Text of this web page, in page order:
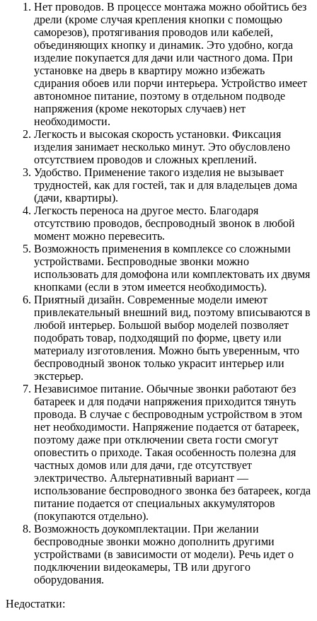
Нет проводов. В процессе монтажа можно обойтись без
дрели (кроме случая крепления кнопки с помощью
саморезов), протягивания проводов или кабелей,
объединяющих кнопку и динамик. Это удобно, когда
изделие покупается для дачи или частного дома. При
установке на дверь в квартиру можно избежать
сдирания обоев или порчи интерьера. Устройство имеет
автономное питание, поэтому в отдельном подводе
напряжения (кроме некоторых случаев) нет
необходимости.
Легкость и высокая скорость установки. Фиксация
изделия занимает несколько минут. Это обусловлено
отсутствием проводов и сложных креплений.
Удобство. Применение такого изделия не вызывает
трудностей, как для гостей, так и для владельцев дома
(дачи, квартиры).
Легкость переноса на другое место. Благодаря
отсутствию проводов, беспроводный звонок в любой
момент можно перевесить.
Возможность применения в комплексе со сложными
устройствами. Беспроводные звонки можно
использовать для домофона или комплектовать их двумя
кнопками (если в этом имеется необходимость).
Приятный дизайн. Современные модели имеют
привлекательный внешний вид, поэтому вписываются в
любой интерьер. Большой выбор моделей позволяет
подобрать товар, подходящий по форме, цвету или
материалу изготовления. Можно быть уверенным, что
беспроводный звонок только украсит интерьер или
экстерьер.
Независимое питание. Обычные звонки работают без
батареек и для подачи напряжения приходится тянуть
провода. В случае с беспроводным устройством в этом
нет необходимости. Напряжение подается от батареек,
поэтому даже при отключении света гости смогут
оповестить о приходе. Такая особенность полезна для
частных домов или для дачи, где отсутствует
электричество. Альтернативный вариант —
использование беспроводного звонка без батареек, когда
питание подается от специальных аккумуляторов
(покупаются отдельно).
Возможность доукомплектации. При желании
беспроводные звонки можно дополнить другими
устройствами (в зависимости от модели). Речь идет о
подключении видеокамеры, ТВ или другого
оборудования.
Недостатки: